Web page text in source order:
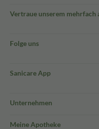
Vertraue unserem mehrfach
Folge uns
Sanicare App
Unternehmen
Meine Apotheke